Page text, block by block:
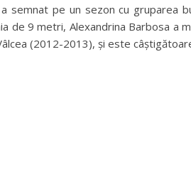
semnat pe un sezon cu gruparea
de 9 metri, Alexandrina Barbosa a
(2012-2013), și este